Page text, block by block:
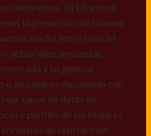
a la política de protección
en la
, igualmente,
sobre mis derechos
suprimir, solicitar
y ii) finalidad, presentar
de
y en
celebremos, iii) informe a
la presunción de fraudes,
del terrorismo iv)
actuariales, encuestas,
mercado y en general
o de campo relacionado con
bases de datos de
y perfiles de los titulares
de satisfacción.